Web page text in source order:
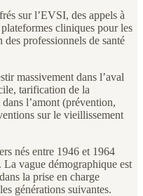
sur l’EVSI, des appels à
cliniques pour les
professionnels de santé
massivement dans l’aval
tarification de la
l’amont (prévention,
sur le vieillissement
nés entre 1946 et 1964
vague démographique est
la prise en charge
générations suivantes.